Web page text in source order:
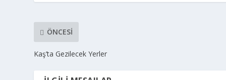
ÖNCESI
Kaş’ta Gezilecek Yerler